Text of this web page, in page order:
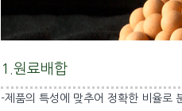
1.원료배합
-제품의 특성에 맞추어 정확한 비율로